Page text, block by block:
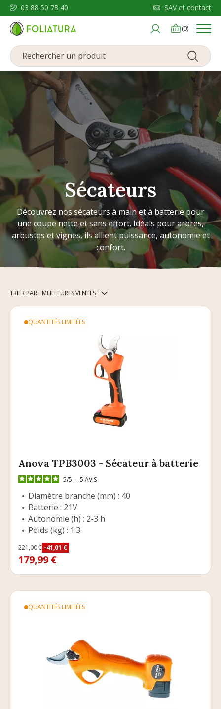
03 88 50 78 40 SAV et contact
(0) Menu
Sécateurs
Découvrez nos sécateurs à main et à batterie pour
une coupe nette et sans effort. Idéals pour arbres,
arbustes et vignes, ils allient puissance, autonomie et
confort.
TRIER PAR : MEILLEURES VENTES
QUANTITÉS LIMITÉES
Anova TPB3003 - Sécateur à batterie
5/5 - 5 AVIS
Diamètre branche (mm) : 40
Batterie : 21V
Autonomie (h) : 2-3 h
Poids (kg) : 1.3
Prix de base
221,00 € -41,01 €
Prix
179,99 €
QUANTITÉS LIMITÉES